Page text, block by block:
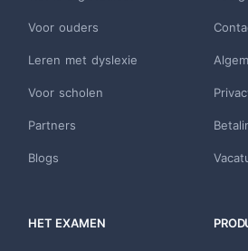
Voor ouders
Leren met dyslexie
Voor scholen
Partners
Blogs
HET EXAMEN